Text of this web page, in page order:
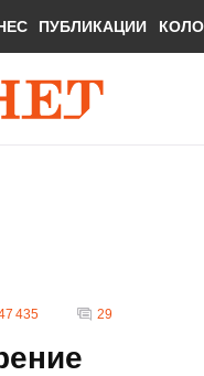
ПУБЛИКАЦИИ
435 29